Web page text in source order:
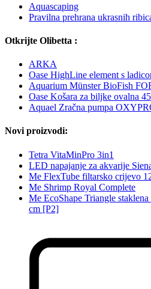
Aquascaping
Pravilna prehrana ukrasnih
Otkrijte Olibetta :
ARKA
Oase HighLine element s
Aquarium Münster BioFish
Oase Košara za biljke ovalna
Aquael Zračna pumpa
Novi proizvodi:
Tetra VitaMinPro 3in1
LED napajanje za akvarije
Me FlexTube filtarsko crijevo
Me Shrimp Royal Complete
Me EcoShape Triangle
cm [P2]